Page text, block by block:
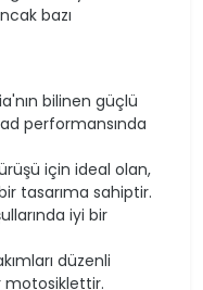
bazı
bilinen güçlü
performansında
için ideal olan,
tasarıma sahiptir.
iyi bir
düzenli
motosiklettir.